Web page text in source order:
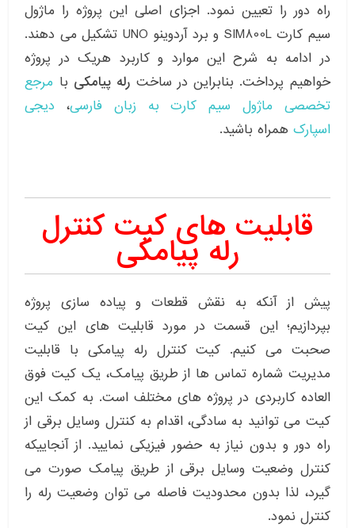
راه دور را تعیین نمود. اجزای اصلی این پروژه را ماژول
سیم کارت SIM800L و برد آردوینو UNO تشکیل می دهند.
در ادامه به شرح این موارد و کاربرد هریک در پروژه
خواهیم پرداخت. بنابراین در ساخت رله پیامکی با مرجع
تخصصی ماژول سیم کارت به زبان فارسی، دیجی
اسپارک همراه باشید.
قابلیت های کیت کنترل
رله پیامکی
پیش از آنکه به نقش قطعات و پیاده سازی پروژه
بپردازیم؛ این قسمت در مورد قابلیت های این کیت
صحبت می کنیم. کیت کنترل رله پیامکی با قابلیت
مدیریت شماره تماس ها از طریق پیامک، یک کیت فوق
العاده کاربردی در پروژه های مختلف است. به کمک این
کیت می توانید به سادگی، اقدام به کنترل وسایل برقی از
راه دور و بدون نیاز به حضور فیزیکی نمایید. از آنجاییکه
کنترل وضعیت وسایل برقی از طریق پیامک صورت می
گیرد، لذا بدون محدودیت فاصله می توان وضعیت رله را
کنترل نمود.